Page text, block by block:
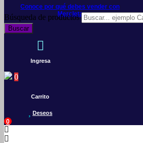
Conoce por qué debes vender con
Mercleta
Búsqueda de productos
Buscar
Ingresa
0
Carrito
Deseos
0